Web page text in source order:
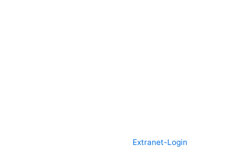
Extranet-Login